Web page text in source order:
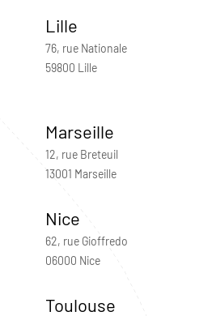
Lille
76, rue Nationale
59800 Lille
Marseille
12, rue Breteuil
13001 Marseille
Nice
62, rue Gioffredo
06000 Nice
Toulouse